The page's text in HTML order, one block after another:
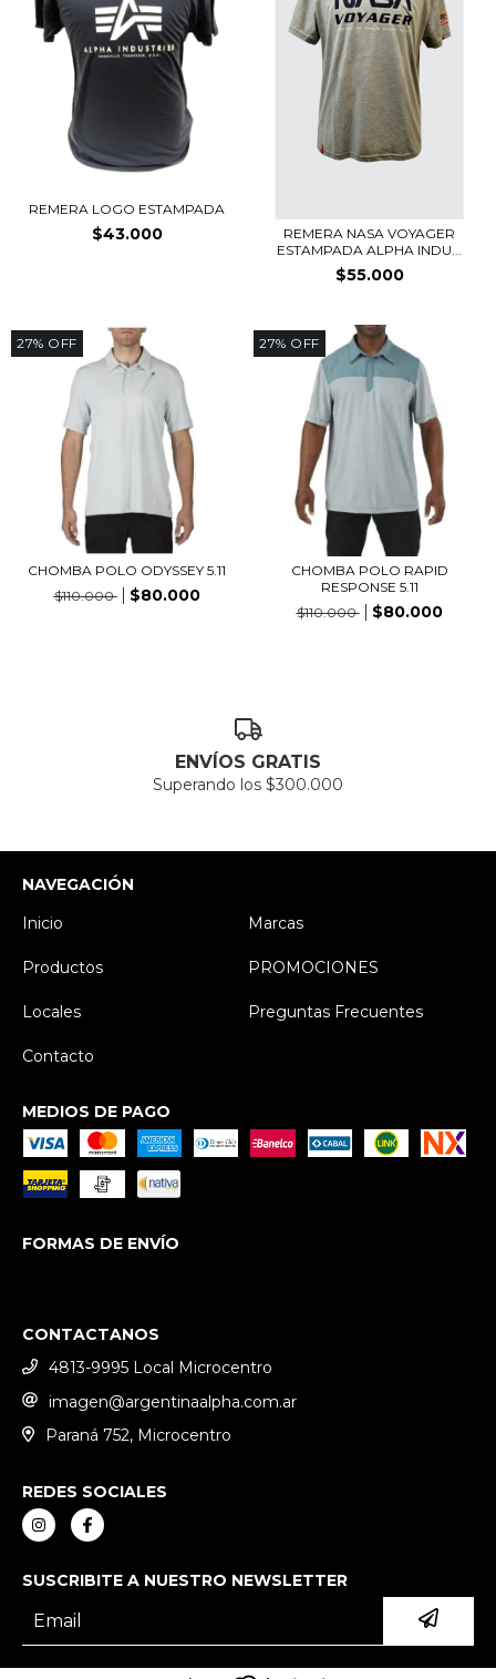
REMERA LOGO ESTAMPADA
$43.000
REMERA NASA VOYAGER
ESTAMPADA ALPHA INDU...
$55.000
27% OFF
CHOMBA POLO ODYSSEY 5.11
$110.000
$80.000
27% OFF
CHOMBA POLO RAPID
RESPONSE 5.11
$110.000
$80.000
ENVÍOS GRATIS
Superando los $300.000
NAVEGACIÓN
Inicio
Marcas
Productos PROMOCIONES
Locales Preguntas Frecuentes
Contacto
MEDIOS DE PAGO
FORMAS DE ENVÍO
CONTACTANOS
4813-9995 Local Microcentro
imagen@argentinaalpha.com.ar
Paraná 752, Microcentro
REDES SOCIALES
SUSCRIBITE A NUESTRO NEWSLETTER